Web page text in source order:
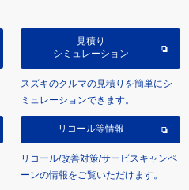
見積り
シミュレーション
スズキのクルマの見積りを簡単にシ
ミュレーションできます。
リコール等情報
リコール/改善対策/サービスキャンペ
ーンの情報をご覧いただけます。